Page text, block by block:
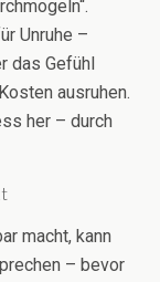
Unruhe –
das Gefühl
ausruhen.
her – durch
macht, kann
– bevor